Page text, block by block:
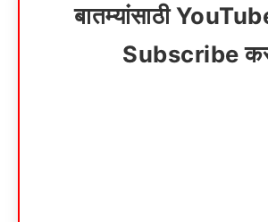
बातम्यांसाठी
Subscribe